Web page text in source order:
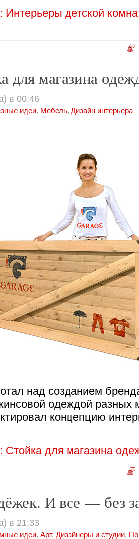
Интерьеры детской
для магазина
в 00:46
идеи, Мебель, Дизайн интерьера
над созданием
одеждой разных
концепцию
Стойка для магазина
И все — без
в 21:33
идеи, Арт, Дизайнеры и студии,